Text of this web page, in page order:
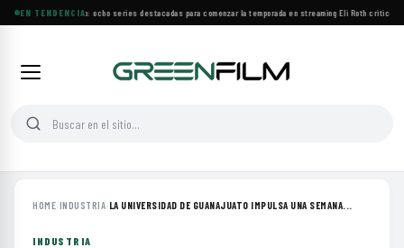
EN TENDENCIA
Estrenos de agosto: ocho series destacadas para comenzar la temporada en streaming·Eli Roth critica el
HOME›INDUSTRIA› LA UNIVERSIDAD DE GUANAJUATO IMPULSA UNA SEMANA...
INDUSTRIA